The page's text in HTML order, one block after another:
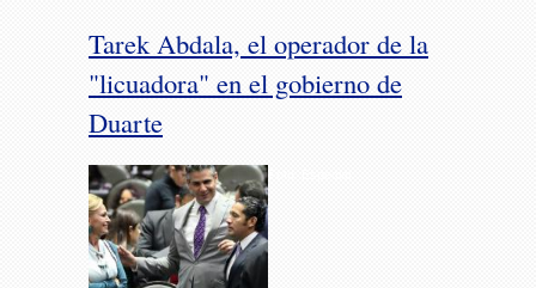
Tarek Abdala, el operador de la
"licuadora" en el gobierno de
Duarte